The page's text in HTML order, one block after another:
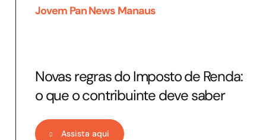
Jovem Pan News Manaus
Novas regras do Imposto de Renda:
o que o contribuinte deve saber
Assista aqui